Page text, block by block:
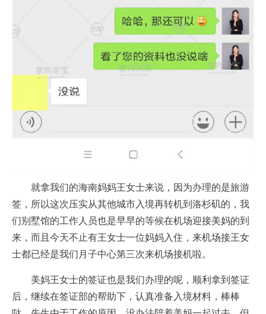
就拿我们的海南妈妈王女士来说，因为办理的是旅游
签，所以这次压实从其他城市入境再转机到洛杉矶的，我
们别墅馆的工作人员也是早早的等候在机场迎接美妈的到
来，而且今天不止有王女士一位妈妈入住，来机场接王女
士都已经是我们月子中心第三次来机场接机啦。
美妈王女士的签证也是我们办理的呢，顺利拿到签证
后，继续在签证部的帮助下，认真准备入境材料，棒棒